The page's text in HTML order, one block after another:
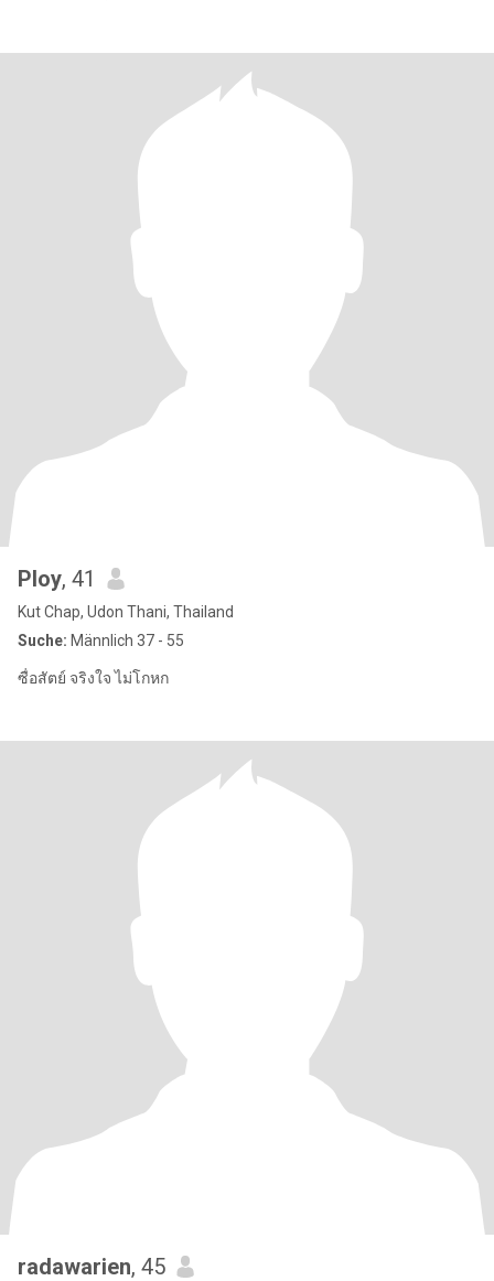
Ploy, 41
Kut Chap, Udon Thani, Thailand
Suche: Männlich 37 - 55
ซื่อสัตย์ จริงใจ ไม่โกหก
radawarien, 45